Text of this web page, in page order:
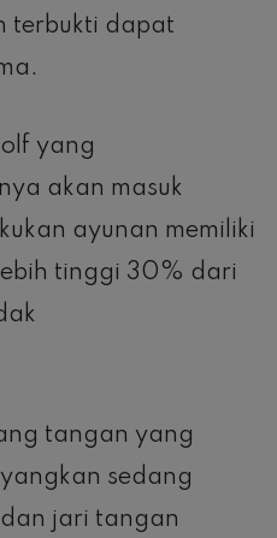
terbukti dapat
yang
akan masuk
ayunan memiliki
tinggi 30% dari
tangan yang
sedang
jari tangan